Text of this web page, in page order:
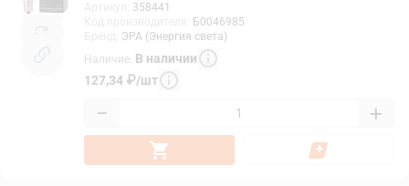
358441
Б0046985
ЭРА (Энергия света)
Наличие: В наличии
127,34 ₽/шт
− +